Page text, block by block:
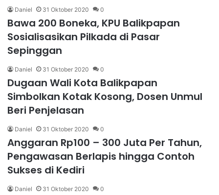
Daniel 31 Oktober 2020 0
Bawa 200 Boneka, KPU Balikpapan
Sosialisasikan Pilkada di Pasar
Sepinggan
Daniel 31 Oktober 2020 0
Dugaan Wali Kota Balikpapan
Simbolkan Kotak Kosong, Dosen Unmul
Beri Penjelasan
Daniel 31 Oktober 2020 0
Anggaran Rp100 – 300 Juta Per Tahun,
Pengawasan Berlapis hingga Contoh
Sukses di Kediri
Daniel 31 Oktober 2020 0